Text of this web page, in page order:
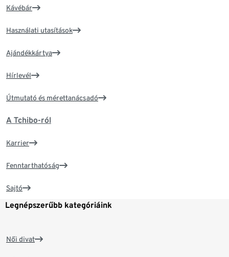
Kávébár
Használati utasítások
Ajándékkártya
Hírlevél
Útmutató és mérettanácsadó
A Tchibo-ról
Karrier
Fenntarthatóság
Sajtó
Legnépszerűbb kategóriáink
Női divat